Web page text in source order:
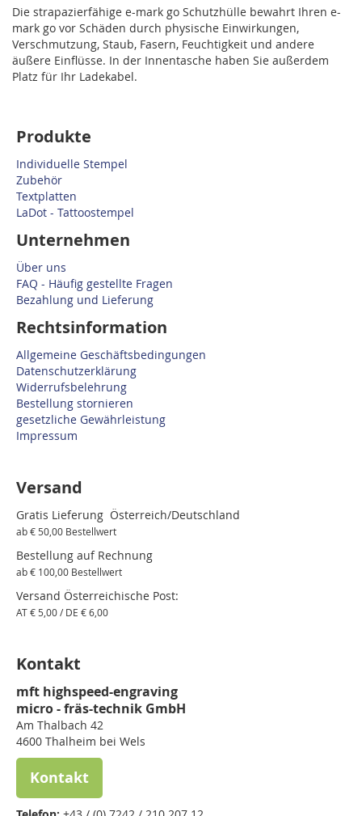
Die strapazierfähige e-mark go Schutzhülle bewahrt Ihren e-
mark go vor Schäden durch physische Einwirkungen,
Verschmutzung, Staub, Fasern, Feuchtigkeit und andere
äußere Einflüsse. In der Innentasche haben Sie außerdem
Platz für Ihr Ladekabel.
Produkte
Individuelle Stempel
Zubehör
Textplatten
LaDot - Tattoostempel
Unternehmen
Über uns
FAQ - Häufig gestellte Fragen
Bezahlung und Lieferung
Rechtsinformation
Allgemeine Geschäftsbedingungen
Datenschutzerklärung
Widerrufsbelehrung
Bestellung stornieren
gesetzliche Gewährleistung
Impressum
Versand
Gratis Lieferung Österreich/Deutschland
ab € 50,00 Bestellwert
Bestellung auf Rechnung
ab € 100,00 Bestellwert
Versand Österreichische Post:
AT € 5,00 / DE € 6,00
Kontakt
mft highspeed-engraving
micro - fräs-technik GmbH
Am Thalbach 42
4600 Thalheim bei Wels
Kontakt